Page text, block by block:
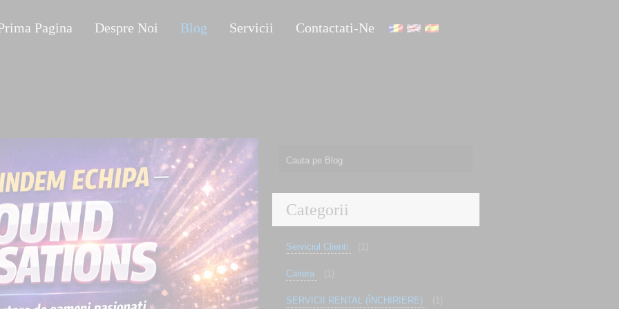
Pagina Despre Noi Blog Servicii Contactati-Ne
Categorii
Serviciul Clienti
Cariera
SERVICII RENTAL (ÎNCHIRIERE)